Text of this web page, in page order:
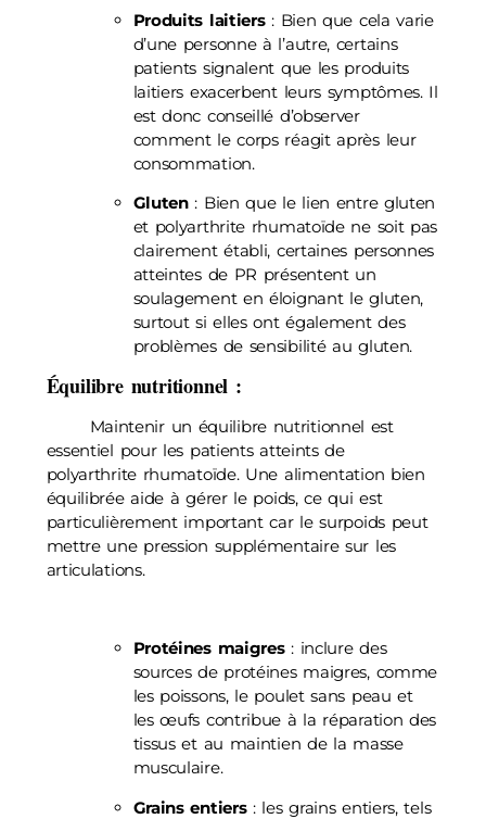
Produits laitiers: Bien que cela varie
d’une personne à l’autre, certains
patients signalent que les produits
laitiers exacerbent leurs symptômes. Il
est donc conseillé d’observer
comment le corps réagit après leur
consommation.
Gluten: Bien que le lien entre gluten
et polyarthrite rhumatoïde ne soit pas
clairement établi, certaines personnes
atteintes de PR présentent un
soulagement en éloignant le gluten,
surtout si elles ont également des
problèmes de sensibilité au gluten.
Équilibre nutritionnel :
Maintenir un équilibre nutritionnel est
essentiel pour les patients atteints de
polyarthrite rhumatoïde. Une alimentation bien
équilibrée aide à gérer le poids, ce qui est
particulièrement important car le surpoids peut
mettre une pression supplémentaire sur les
articulations.
Protéines maigres: inclure des
sources de protéines maigres, comme
les poissons, le poulet sans peau et
les œufs contribue à la réparation des
tissus et au maintien de la masse
musculaire.
Grains entiers: les grains entiers, tels